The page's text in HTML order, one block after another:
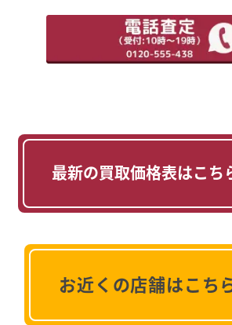
最新の買取価格表はこち
お近くの店舗はこち